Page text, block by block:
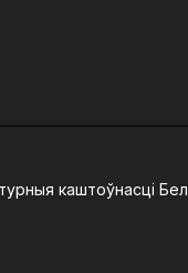
каштоўнасці